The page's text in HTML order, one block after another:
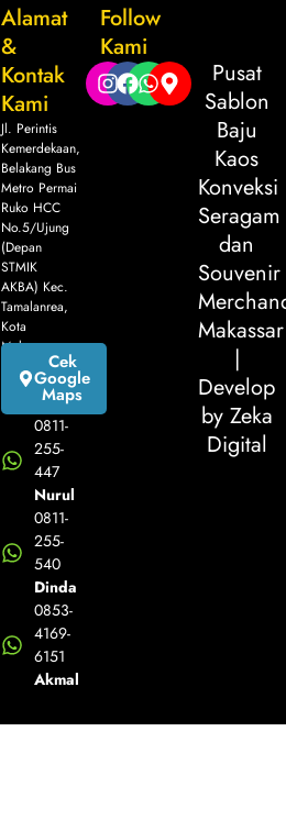
Alamat
&
Kontak
Kami
Jl. Perintis
Kemerdekaan,
Belakang Bus
Metro Permai
Ruko HCC
No.5/Ujung
(Depan
STMIK
AKBA) Kec.
Tamalanrea,
Kota
Makassar
Cek
Google
Maps
0811-
255-
447
Nurul
0811-
255-
540
Dinda
0853-
4169-
6151
Akmal
Follow
Kami
Pusat
Sablon
Baju
Kaos
Konveksi
Seragam
dan
Souvenir
Makassar
|
Develop
by Zeka
Digital